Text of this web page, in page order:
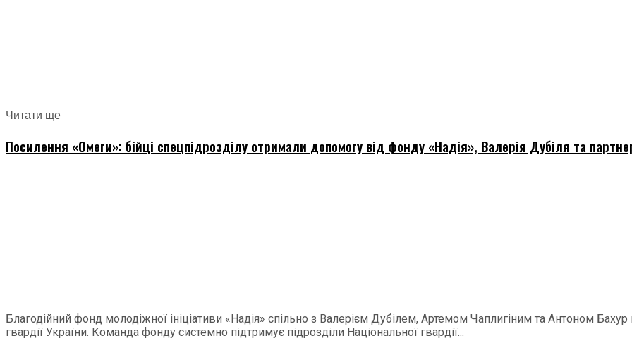
Читати ще
Посилення «Омеги»: бійці спецпідрозділу отримали допомогу від фонду «Надія», Валерія Дубіля та
Благодійний фонд молодіжної ініціативи «Надія» спільно з Валерієм Дубілем, Артемом Чаплигіним та Антоном
гвардії України. Команда фонду системно підтримує підрозділи Національної гвардії...